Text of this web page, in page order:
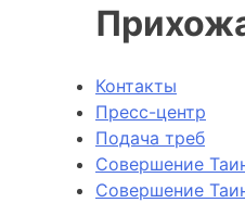
Контакты
Пресс-центр
Подача треб
Совершение
Совершение